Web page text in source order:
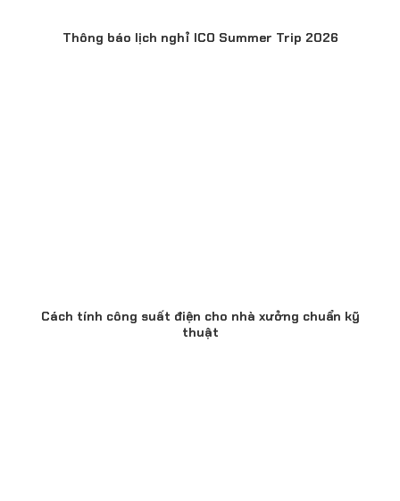
Thông báo lịch nghỉ ICO Summer Trip 2026
Cách tính công suất điện cho nhà xưởng chuẩn kỹ
thuật